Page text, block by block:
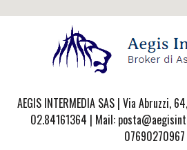
AEGIS INTERMEDIA SAS | Via Abruzzi,
02.84161364 | Mail:
07690270967